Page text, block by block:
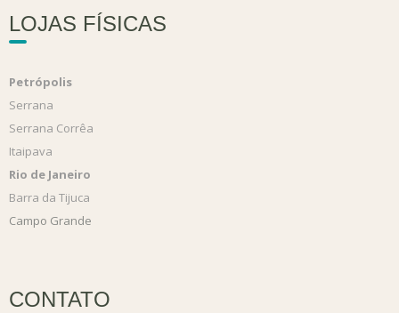
LOJAS FÍSICAS
Petrópolis
Serrana
Serrana Corrêa
Itaipava
Rio de Janeiro
Barra da Tijuca
Campo Grande
CONTATO